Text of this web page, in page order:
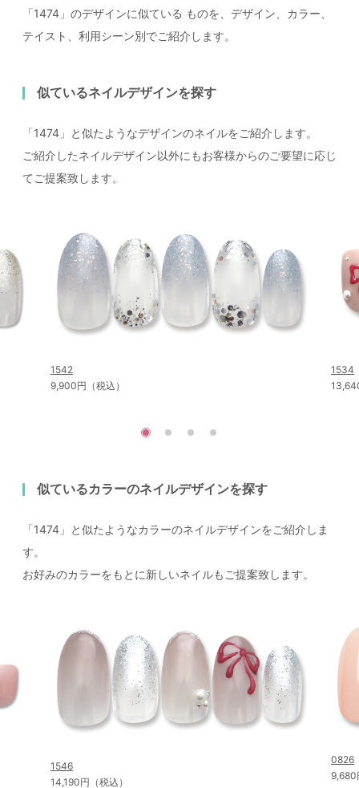
「1474」のデザインに似ている ものを、デザイン、カラー、
テイスト、利用シーン別でご紹介します。
似ているネイルデザインを探す
「1474」と似たようなデザインのネイルをご紹介します。
ご紹介したネイルデザイン以外にもお客様からのご要望に応じ
てご提案致します。
1542
9,900円（税込）
1534
似ているカラーのネイルデザインを探す
「1474」と似たようなカラーのネイルデザインをご紹介しま
す。
お好みのカラーをもとに新しいネイルもご提案致します。
1546
14,190円（税込）
0826
9,680